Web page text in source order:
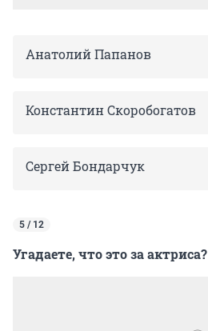
Анатолий Папанов
Константин Скоробогатов
Сергей Бондарчук
5 / 12
Угадаете, что это за актриса?